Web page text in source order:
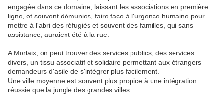
engagée dans ce domaine, laissant les associations en première
ligne, et souvent démunies, faire face à l'urgence humaine pour
mettre à l'abri des réfugiés et souvent des familles, qui sans
assistance, auraient été à la rue.
A Morlaix, on peut trouver des services publics, des services
divers, un tissu associatif et solidaire permettant aux étrangers
demandeurs d'asile de s'intégrer plus facilement.
Une ville moyenne est souvent plus propice à une intégration
réussie que la jungle des grandes villes.